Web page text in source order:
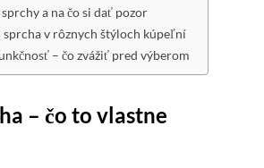
a na čo si dať pozor
v rôznych štýloch kúpeľní
– čo zvážiť pred výberom
– čo to vlastne